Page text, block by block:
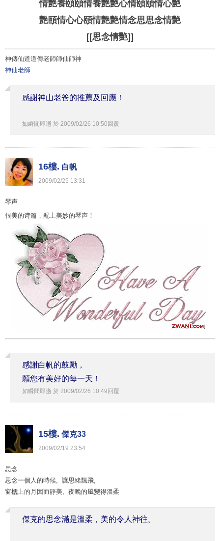
情艷養頤頤情養艷艷心情頤頤情心艷
艷頤情心心頤情艷艷情念思思念情艷
[[思念情艷]]
神傳仙道道傳老師師仙師神
神仙老師
感謝神山老爸的推薦及回應！
如瞬間即逝 於 2009/02/26 10:50 回覆
16樓. 白帆
2009/02/25 13:31
琴声
很美的诗篇，配上美妙的琴声！
感謝白帆的鼓勵，
願您有美好的每一天！
如瞬間即逝 於 2009/02/26 10:49 回覆
15樓. 傑克33
2009/02/19 23:54
思念
思念一個人的時候, 讓思緒飄飛,
窗櫺上的月因而靜美, 夜晚的風變得溫柔
傑克的思念滿是溫柔，美的令人神往。